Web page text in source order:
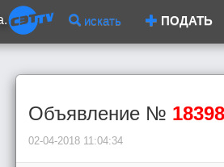
искать ПОДАТЬ
Объявление № 18398
02-04-2018 11:04:34